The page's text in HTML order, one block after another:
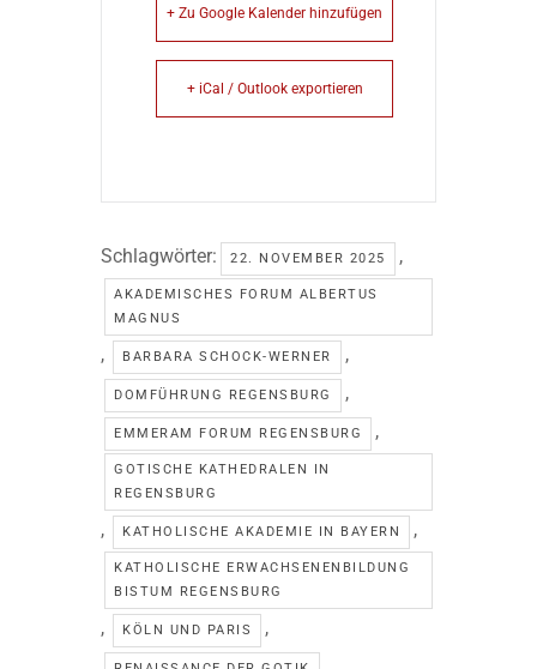
+ Zu Google Kalender hinzufügen
+ iCal / Outlook exportieren
Schlagwörter: 22. NOVEMBER 2025 ,
AKADEMISCHES FORUM ALBERTUS
MAGNUS
, BARBARA SCHOCK-WERNER ,
DOMFÜHRUNG REGENSBURG ,
EMMERAM FORUM REGENSBURG ,
GOTISCHE KATHEDRALEN IN
REGENSBURG
, KATHOLISCHE AKADEMIE IN BAYERN ,
KATHOLISCHE ERWACHSENENBILDUNG
BISTUM REGENSBURG
, KÖLN UND PARIS ,